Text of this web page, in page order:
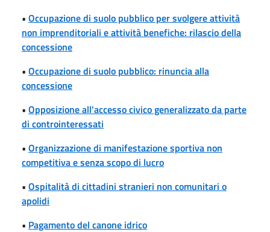
• Occupazione di suolo pubblico per svolgere attività
non imprenditoriali e attività benefiche: rilascio della
concessione
• Occupazione di suolo pubblico: rinuncia alla
concessione
• Opposizione all'accesso civico generalizzato da parte
di controinteressati
• Organizzazione di manifestazione sportiva non
competitiva e senza scopo di lucro
• Ospitalità di cittadini stranieri non comunitari o
apolidi
• Pagamento del canone idrico